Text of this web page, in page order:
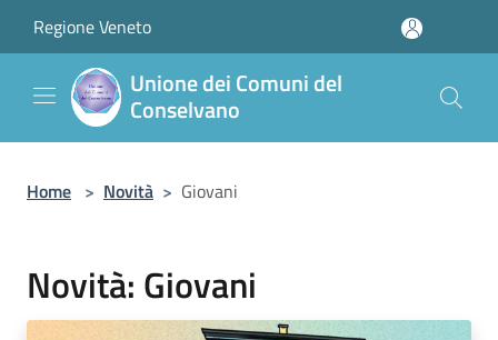
Regione Veneto
Unione dei Comuni del
Conselvano
Home > Novità > Giovani
Novità: Giovani